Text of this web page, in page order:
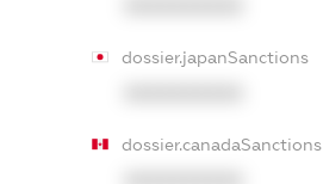
dossier.japanSanctions
dossier.canadaSanctions